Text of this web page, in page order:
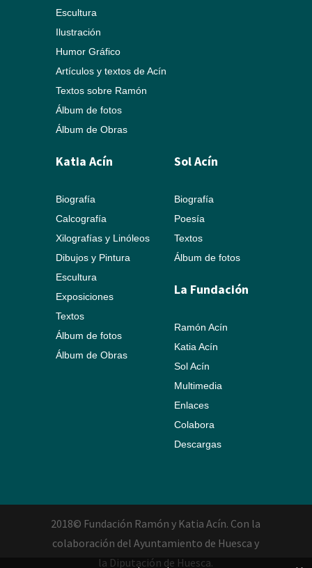
Escultura
Ilustración
Humor Gráfico
Artículos y textos de Acín
Textos sobre Ramón
Álbum de fotos
Álbum de Obras
Katia Acín
Biografía
Calcografía
Xilografías y Linóleos
Dibujos y Pintura
Escultura
Exposiciones
Textos
Álbum de fotos
Álbum de Obras
Sol Acín
Biografía
Poesía
Textos
Álbum de fotos
La Fundación
Ramón Acín
Katia Acín
Sol Acín
Multimedia
Enlaces
Colabora
Descargas
2018© Fundación Ramón y Katia Acín. Con la
colaboración del Ayuntamiento de Huesca y
la Diputación de Huesca.